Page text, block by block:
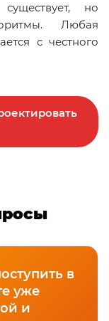
но
Любая
с честного
в
уже
и